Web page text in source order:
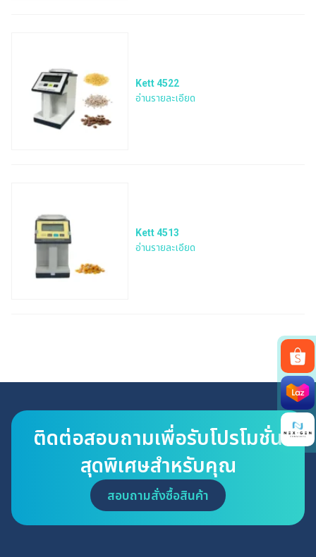
Kett 4522
อ่านรายละเอียด
Kett 4513
อ่านรายละเอียด
ติดต่อสอบถามเพื่อรับโปรโมชั่น
สุดพิเศษสำหรับคุณ
สอบถามสั่งซื้อสินค้า